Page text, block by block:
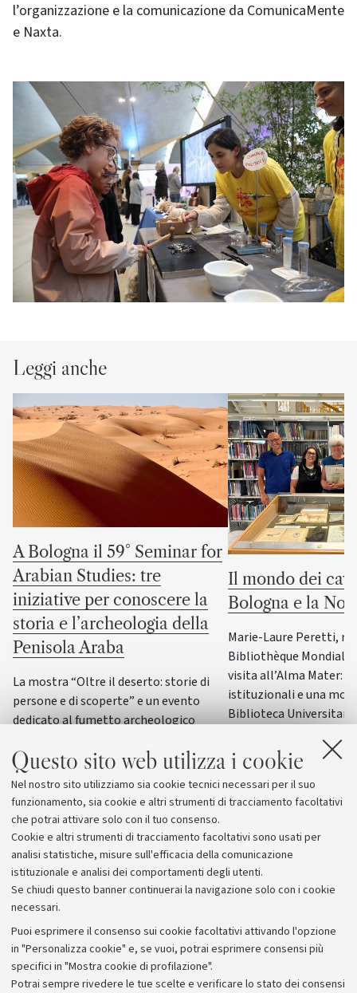
Questo sito web utilizza i cookie
Nel nostro sito utilizziamo sia cookie tecnici necessari per il suo
funzionamento, sia cookie e altri strumenti di tracciamento facoltativi
che potrai attivare solo con il tuo consenso.
Cookie e altri strumenti di tracciamento facoltativi sono usati per
analisi statistiche, misure sull'efficacia della comunicazione
istituzionale e analisi dei comportamenti degli utenti.
Se chiudi questo banner continuerai la navigazione solo con i cookie
necessari.
Puoi esprimere il consenso sui cookie facoltativi attivando l'opzione
in "Personalizza cookie" e, se vuoi, potrai esprimere consensi più
specifici in "Mostra cookie di profilazione".
Potrai sempre rivedere le tue scelte e verificare lo stato dei consensi
l’organizzazione e la comunicazione da ComunicaMente
e Naxta.
Leggi anche
A Bologna il 59° Seminar for
Arabian Studies: tre
iniziative per conoscere la
storia e l’archeologia della
Penisola Araba
La mostra “Oltre il deserto: storie di
persone e di scoperte” e un evento
dedicato al fumetto archeologico
convegno internazionale di
archeologia e storia della Penisola
Araba
Il mondo dei
Bologna e la
Marie-Laure Peretti,
Bibliothèque Mondiale
visita all’Alma Mater:
istituzionali e una
Biblioteca
Italia
Archivio
Comunicati stampa
Redazione